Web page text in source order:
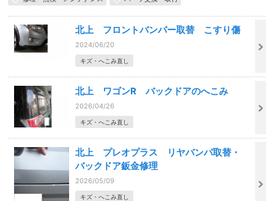
北上 フロントバンパー取替 こすり傷
2024/06/20
キズ・へこみ直し
北上 ワゴンR バックドアのへこみ
2026/04/26
キズ・へこみ直し
北上 プレオプラス リヤバンパ取替・
バックドア鈑金修理
2026/05/09
キズ・へこみ直し